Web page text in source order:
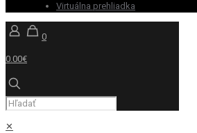
Virtuálna prehliadka
0
0.00€
✕